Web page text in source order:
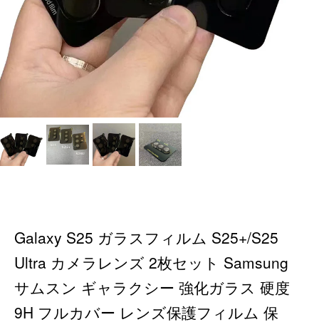
Galaxy S25 ガラスフィルム S25+/S25
Ultra カメラレンズ 2枚セット Samsung
サムスン ギャラクシー 強化ガラス 硬度
9H フルカバー レンズ保護フィルム 保